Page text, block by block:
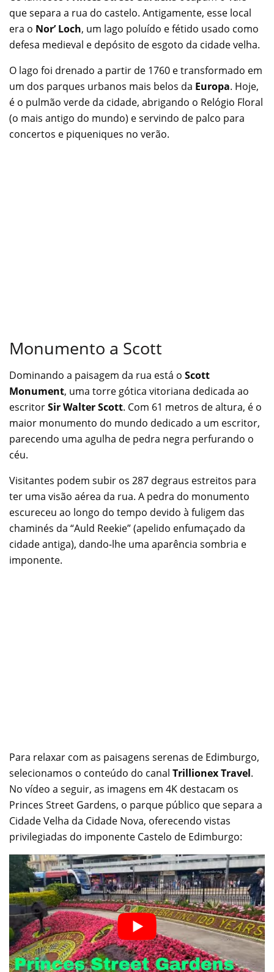
que separa a rua do castelo. Antigamente, esse local
era o Nor’ Loch, um lago poluído e fétido usado como
defesa medieval e depósito de esgoto da cidade velha.
O lago foi drenado a partir de 1760 e transformado em
um dos parques urbanos mais belos da Europa. Hoje,
é o pulmão verde da cidade, abrigando o Relógio Floral
(o mais antigo do mundo) e servindo de palco para
concertos e piqueniques no verão.
Monumento a Scott
Dominando a paisagem da rua está o Scott
Monument, uma torre gótica vitoriana dedicada ao
escritorSir Walter Scott. Com 61 metros de altura, é o
maior monumento do mundo dedicado a um escritor,
parecendo uma agulha de pedra negra perfurando o
céu.
Visitantes podem subir os 287 degraus estreitos para
ter uma visão aérea da rua. A pedra do monumento
escureceu ao longo do tempo devido à fuligem das
chaminés da “Auld Reekie” (apelido enfumaçado da
cidade antiga), dando-lhe uma aparência sombria e
imponente.
Para relaxar com as paisagens serenas de Edimburgo,
selecionamos o conteúdo do canal Trillionex Travel.
No vídeo a seguir, as imagens em 4K destacam os
Princes Street Gardens, o parque público que separa a
Cidade Velha da Cidade Nova, oferecendo vistas
privilegiadas do imponente Castelo de Edimburgo: